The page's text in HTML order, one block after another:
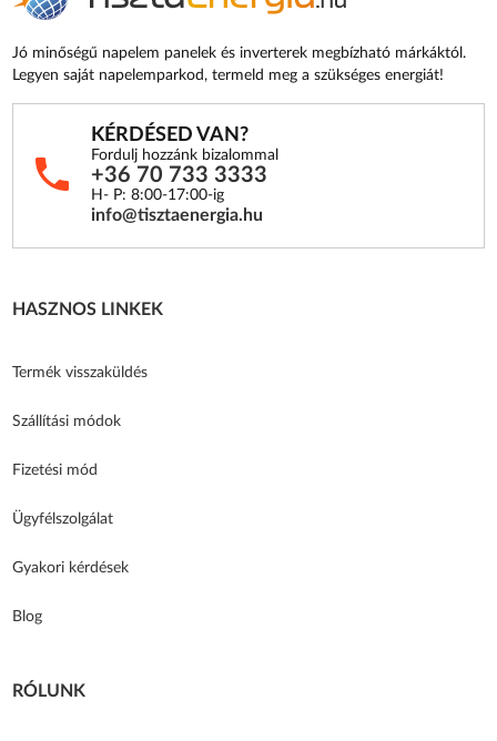
Jó minőségű napelem panelek és inverterek megbízható márkáktól.
Legyen saját napelemparkod, termeld meg a szükséges energiát!
KÉRDÉSED VAN?
Fordulj hozzánk bizalommal
+36 70 733 3333
H- P: 8:00-17:00-ig
info@tisztaenergia.hu
HASZNOS LINKEK
Termék visszaküldés
Szállítási módok
Fizetési mód
Ügyfélszolgálat
Gyakori kérdések
Blog
RÓLUNK